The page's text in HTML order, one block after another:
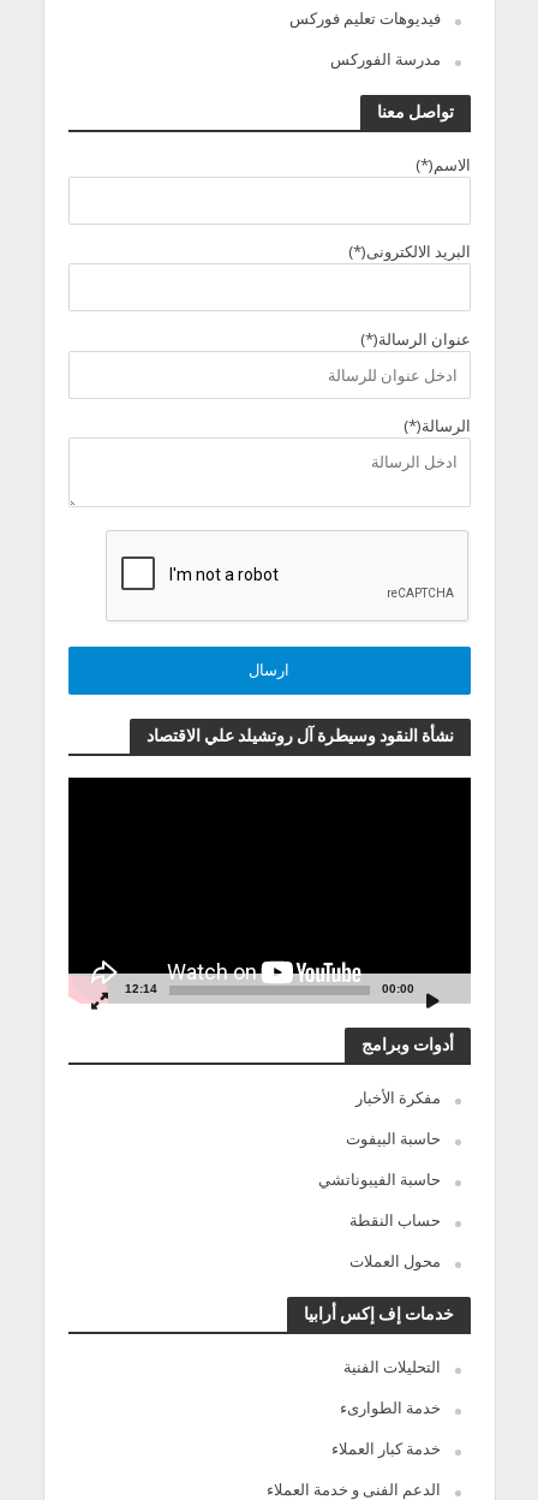
فيديوهات تعليم فوركس
مدرسة الفوركس
تواصل معنا
الاسم(*)
البريد الالكترونى(*)
عنوان الرسالة(*)
الرسالة(*)
نشأة النقود وسيطرة آل روتشيلد علي الاقتصاد
00:00
12:14
أدوات وبرامج
مفكرة الأخبار
حاسبة البيفوت
حاسبة الفيبوناتشي
حساب النقطة
محول العملات
خدمات إف إكس أرابيا
التحليلات الفنية
خدمة الطوارىء
خدمة كبار العملاء
الدعم الفنى و خدمة العملاء